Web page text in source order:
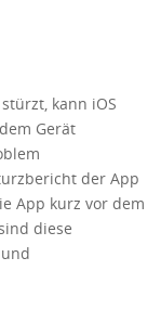
kann iOS
Gerät
der App
App kurz vor dem
diese